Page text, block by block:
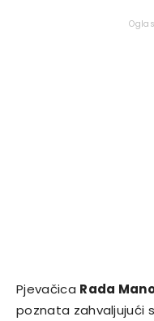
Pjevačica Rada
poznata zahvaljujući